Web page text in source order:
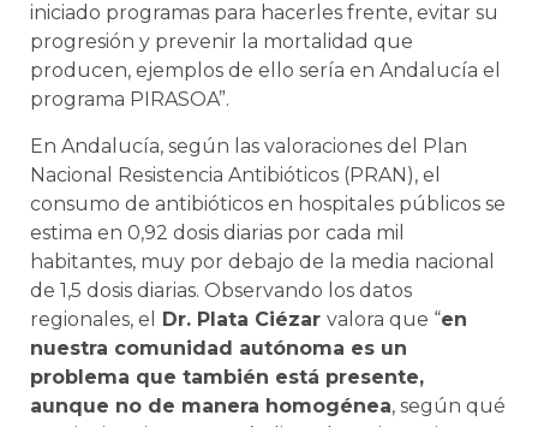
iniciado programas para hacerles frente, evitar su
progresión y prevenir la mortalidad que
producen, ejemplos de ello sería en Andalucía el
programa PIRASOA”.
En Andalucía, según las valoraciones del Plan
Nacional Resistencia Antibióticos (PRAN), el
consumo de antibióticos en hospitales públicos se
estima en 0,92 dosis diarias por cada mil
habitantes, muy por debajo de la media nacional
de 1,5 dosis diarias. Observando los datos
regionales, el
Dr. Plata Ciézar valora que “en
nuestra comunidad autónoma es un
problema que también está presente,
aunque no de manera homogénea, según qué